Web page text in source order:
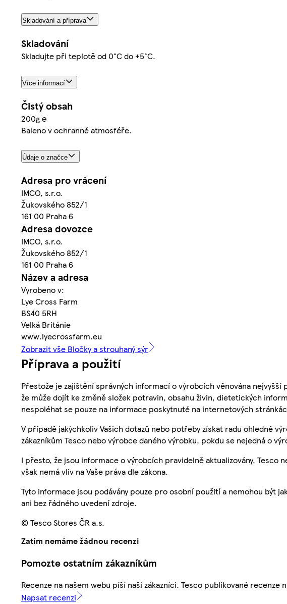
Skladování a příprava
Skladování
Skladujte při teplotě od 0°C do +5°C.
Více informací
Čistý obsah
200g ℮
Baleno v ochranné atmosféře.
Údaje o značce
Adresa pro vrácení
IMCO, s.r.o.
Žukovského 852/1
161 00 Praha 6
Adresa dovozce
IMCO, s.r.o.
Žukovského 852/1
161 00 Praha 6
Název a adresa
Vyrobeno v:
Lye Cross Farm
BS40 5RH
Velká Británie
www.lyecrossfarm.eu
Zobrazit vše Bločky a strouhaný sýr
Příprava a použití
Přestože je zajištění správných informací o výrobcích věnována
že může dojít ke změně složek potravin, obsahu živin, dietetických
nespoléhat se pouze na informace poskytnuté na internetových
V případě jakýchkoliv Vašich dotazů nebo potřeby získat radu ohledně
zákazníkům Tesco nebo výrobce daného výrobku, pokdu se nejedná o
I přesto, že jsou informace o výrobcích pravidelně aktualizovány,
však nemá vliv na Vaše práva dle zákona.
Tyto informace jsou podávány pouze pro osobní použití a nemohou být
ani bez řádného uvedení zdroje.
© Tesco Stores ČR a.s.
Zatím nemáme žádnou recenzi
Pomozte ostatním zákazníkům
Recenze na našem webu píší naši zákazníci. Tesco publikované recenze
Napsat recenzi